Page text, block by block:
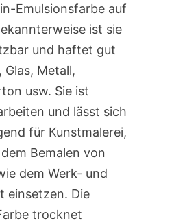
Emulsionsfarbe auf
ist sie
und haftet gut
Glas, Metall,
usw. Sie ist
und lässt sich
für Kunstmalerei,
Bemalen von
dem Werk- und
einsetzen. Die
trocknet